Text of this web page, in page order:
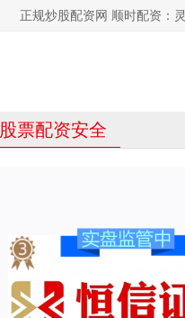
正规炒股配资网 顺时配资：
股票配资安全